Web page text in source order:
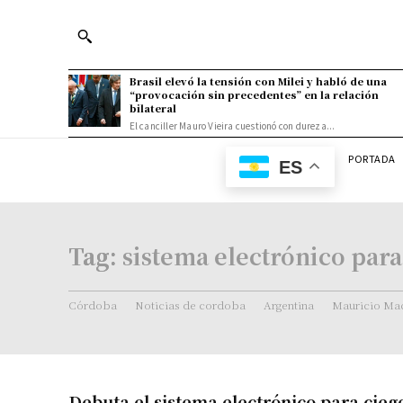
Brasil elevó la tensión con Milei y habló de una
“provocación sin precedentes” en la relación
bilateral
El canciller Mauro Vieira cuestionó con dureza...
ES PORTADA
Tag: sistema electrónico
Córdoba Noticias de cordoba Argentina Mauricio